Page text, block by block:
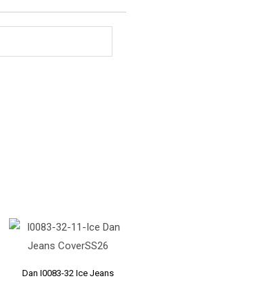
Dan I0083-32 Ice Jeans